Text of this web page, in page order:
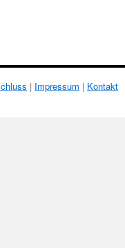
| Impressum | Kontakt